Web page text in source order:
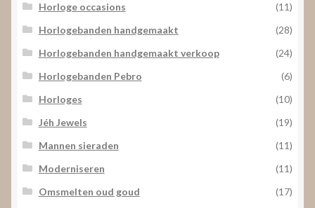
Horloge occasions
(11)
Horlogebanden handgemaakt
(28)
Horlogebanden handgemaakt verkoop
(24)
Horlogebanden Pebro
(6)
Horloges
(10)
Jéh Jewels
(19)
Mannen sieraden
(11)
Moderniseren
(11)
Omsmelten oud goud
(17)